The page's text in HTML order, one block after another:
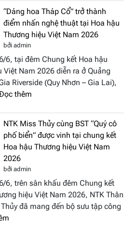
đưa
hồn
Việt
“Đông
Phương
Hội
Global
Fashion
Week
2026
“Dáng hoa Tháp Cổ” trở thành
điểm nhấn nghệ thuật tại Hoa hậu
Thương hiệu Việt Nam 2026
bởi admin
6, tại đêm Chung kết Hoa hậu
Việt Nam 2026 diễn ra ở Quảng
Riverside (Quy Nhơn – Gia Lai),
thêm
Tháp
Cổ”
trở
nhấn
nghệ
thuật
NTK Miss Thủy cùng BST “Quý cô
phố biển” được vinh tại chung kết
Hoa hậu Thương hiệu Việt Nam
2026
bởi admin
6, trên sân khấu đêm Chung kết
hiệu Việt Nam 2026, NTK Thân
đã mang đến bộ sưu tập công